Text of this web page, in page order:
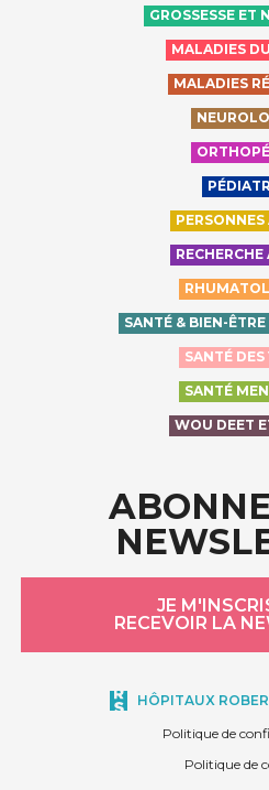
GROSSESSE ET
MALADIES
MALADIES
PERSONNES
RECHERCHE
SANTÉ & BIEN-
SANTÉ DES
SANTÉ
WOU DEET
JE
RECEVOIR LA
HÔPITAUX
Politique de
Politique de